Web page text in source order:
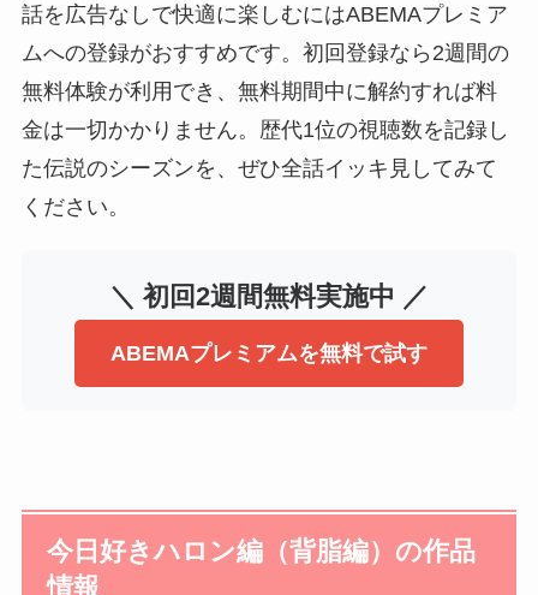
話を広告なしで快適に楽しむにはABEMAプレミア
ムへの登録がおすすめです。初回登録なら2週間の
無料体験が利用でき、無料期間中に解約すれば料
金は一切かかりません。歴代1位の視聴数を記録し
た伝説のシーズンを、ぜひ全話イッキ見してみて
ください。
＼ 初回2週間無料実施中 ／
ABEMAプレミアムを無料で試す
今日好きハロン編（背脂編）の作品
情報